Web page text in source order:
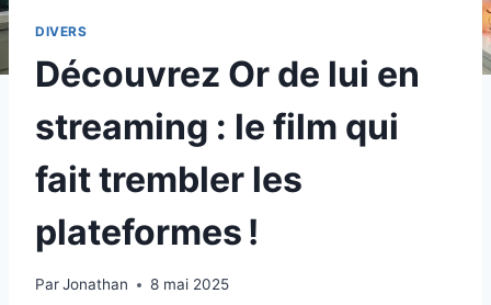
DIVERS
Découvrez Or de lui en
streaming : le film qui
fait trembler les
plateformes !
ParJonathan 8 mai 2025